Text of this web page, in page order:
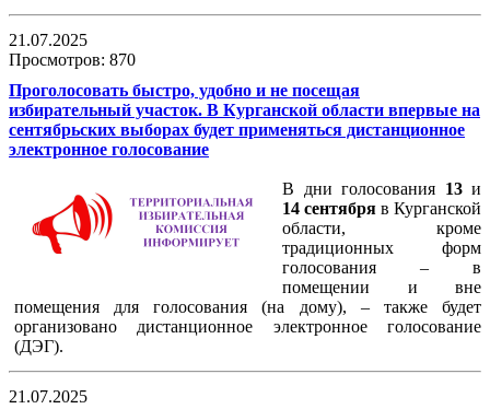
21.07.2025
Просмотров: 870
Проголосовать быстро, удобно и не посещая
избирательный участок. В Курганской области впервые на
сентябрьских выборах будет применяться дистанционное
электронное голосование
В дни голосования 13и
14 сентября в Курганской
области, кроме
традиционных форм
голосования – в
помещении и вне
помещения для голосования (на дому), – также будет
организовано дистанционное электронное голосование
(ДЭГ).
21.07.2025